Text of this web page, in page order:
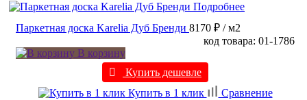
Подробнее
Паркетная доска Karelia Дуб Бренди 8170 ₽ / м2
код товара: 01-1786
В корзину
Купить дешевле
Купить в 1 клик
Сравнение